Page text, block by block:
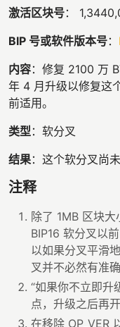
激活区块号：
BIP 号或软件版本号：
内容：修复 2100 万
年 4 月升级以修复这
前适用。
类型：软分叉
结果：这个软分叉尚未
注释
除了 1MB 区块
BIP16 软分叉以
以如果分叉平滑
叉并不必然有准
“如果你不立即升
点，升级之后再
在移除 OP_VER